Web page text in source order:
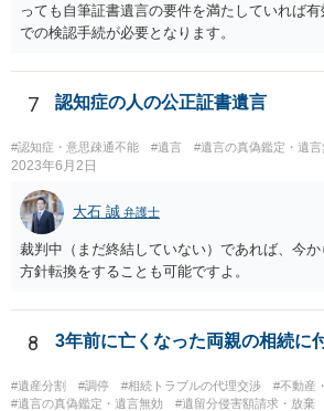
っても自筆証書遺言の要件を満たしていれば
での検認手続が必要となります。
7 認知症の人の公正証書遺言
#認知症・意思疎通不能 #遺言 #遺言の真偽鑑定・遺言
2023年6月2日
大石 誠 弁護士
裁判中（まだ終結していない）であれば、今
方針転換をすることも可能ですよ。
8 3年前に亡くなった両親の相続に
#遺産分割 #調停 #相続トラブルの代理交渉
#不動産
#遺言の真偽鑑定・遺言無効
#遺留分侵害額請求・放棄